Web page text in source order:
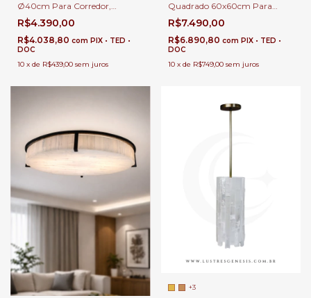
Ø40cm Para Corredor,
Quartos, Sala de Estar e Closet
R$4.390,00
R$4.038,80 com PIX • TED •
DOC
10 x de R$439,00 sem juros
Quadrado 60x60cm Para
Corredor, Quartos, Sala de
Estar e Closet
R$7.490,00
R$6.890,80 com PIX • TED •
DOC
10 x de R$749,00 sem juros
+3